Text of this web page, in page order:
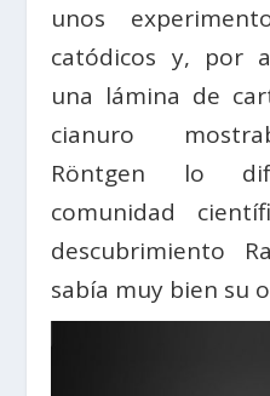
unos
catódicos y, por
una lámina de
cianuro
Röntgen lo
comunidad
descubrimiento
sabía muy bien su